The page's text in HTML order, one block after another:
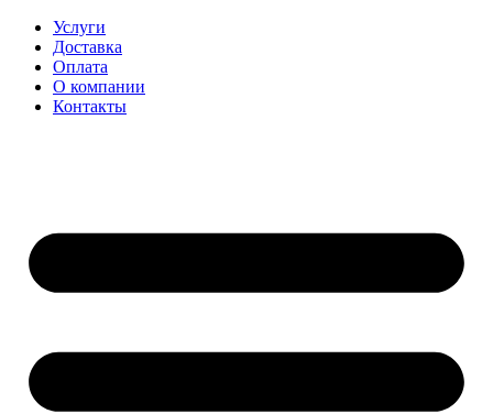
Перейти
содержимому
Услуги
Доставка
Оплата
О компании
Контакты